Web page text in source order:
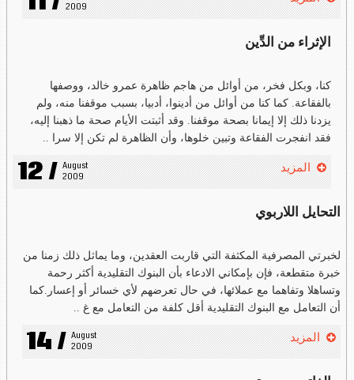
2009
الإثراء من الدِّين
كنا، وبكل فخر، من أوائل من هاجم ظاهرة عمرو خالد، ووصفها
بالفقاعة. كما كنا من أوائل من أدينوا، أدبيا، بسبب موقفنا منه، ولم
يزدنا ذلك إلا إيمانا بصحة موقفنا. وقد أثبتت الأيام صحة ما ذهبنا إليه،
فقد انفجرت الفقاعة وتبين خلوها، وأن الظاهرة لم تكن إلا سرا ..
12 / August
2009
المزيد
التحايل اللاربوي
لخبرتي المصرفية المكثفة التي قاربت العقدين، وما يماثل ذلك زمنا من
خبرة متقطعة، فإن بإمكاني الادعاء بأن البنوك التقليدية أكثر رحمة
وتساهلا وتفاهما مع عملائها، في حال تعرضهم لأي خسائر أو إعسار.كما
أن التعامل مع البنوك التقليدية أقل كلفة من التعامل مع غ ..
14 / August
2009
المزيد